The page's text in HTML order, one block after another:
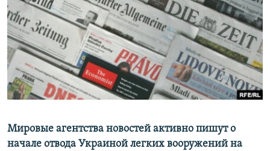
ПРОПАВШИЕ БЕЗ ВЕСТИ
ПОБЕДИТЕЛЕЙ НЕ СУДЯТ?
КРЫМ.НЕПОКОРЕННЫЙ
ELIFBE
УКРАИНСКАЯ ПРОБЛЕМА КРЫМА
ПРИСОЕДИНЯЙТЕСЬ!
Мировые агентства новостей активно пишут о
начале отвода Украиной легких вооружений на